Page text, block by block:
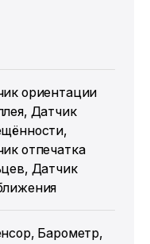
ориентации
Датчик
отпечатка
Датчик
Барометр,